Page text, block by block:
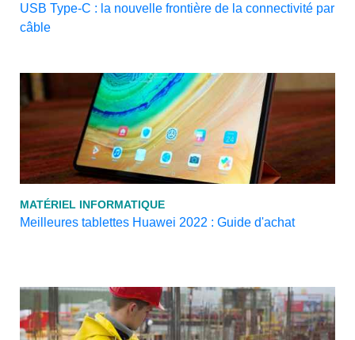
USB Type-C : la nouvelle frontière de la connectivité par
câble
MATÉRIEL INFORMATIQUE
Meilleures tablettes Huawei 2022 : Guide d'achat